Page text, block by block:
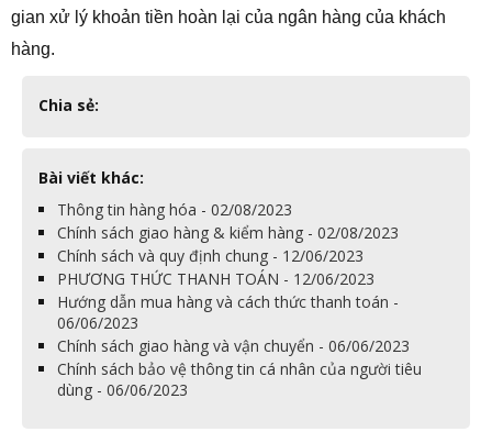
gian xử lý khoản tiền hoàn lại của ngân hàng của khách
hàng.
Chia sẻ:
Bài viết khác:
Thông tin hàng hóa - 02/08/2023
Chính sách giao hàng & kiểm hàng - 02/08/2023
Chính sách và quy định chung - 12/06/2023
PHƯƠNG THỨC THANH TOÁN - 12/06/2023
Hướng dẫn mua hàng và cách thức thanh toán -
06/06/2023
Chính sách giao hàng và vận chuyển - 06/06/2023
Chính sách bảo vệ thông tin cá nhân của người tiêu
dùng - 06/06/2023